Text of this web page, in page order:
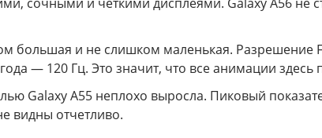
и не слишком маленькая. Разрешение
— 120 Гц. Это значит, что все анимации здесь
Galaxy A55 неплохо выросла. Пиковый
видны отчетливо.